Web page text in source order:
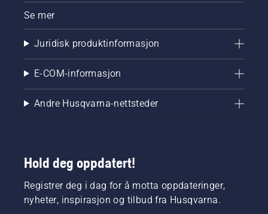
Se mer
Juridisk produktinformasjon
E-COM-informasjon
Andre Husqvarna-nettsteder
Hold deg oppdatert!
Registrer deg i dag for å motta oppdateringer,
nyheter, inspirasjon og tilbud fra Husqvarna.